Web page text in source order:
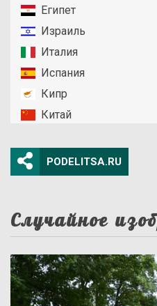
Египет
Израиль
Италия
Испания
Кипр
Китай
PODELITSA.RU
Случайное